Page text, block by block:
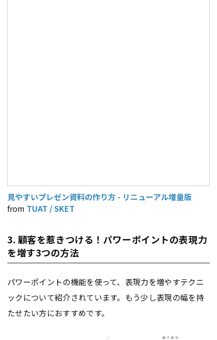
見やすいプレゼン資料の作り方 - リニューアル増量版
from TUAT / SKET
3. 顧客を惹きつける！パワーポイントの表現力
を増す3つの方法
パワーポイントの機能を使って、表現力を増やすテクニ
ックについて紹介されています。もう少し表現の幅を持
たせたい方におすすめです。